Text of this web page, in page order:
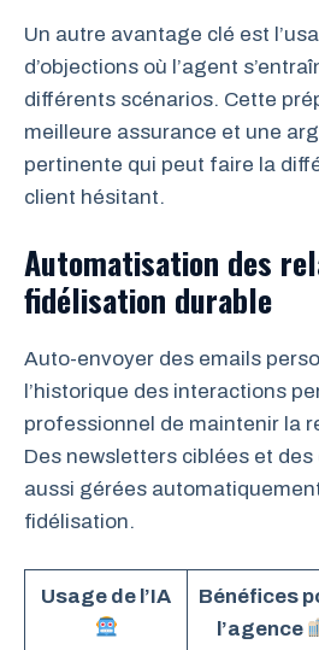
Un autre avantage clé est
d’objections où l’agent
différents scénarios. Cette
meilleure assurance et une
pertinente qui peut faire la
client hésitant.
Automatisation des
fidélisation durable
Auto-envoyer des emails
l’historique des interactions
professionnel de maintenir la
Des newsletters ciblées et
aussi gérées
fidélisation.
Usage de l’IA
Bénéfices
l’agence